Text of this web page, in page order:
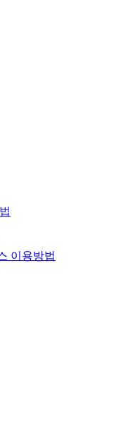
이용방법